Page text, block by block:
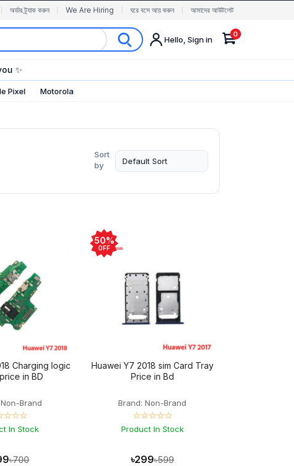
অর্ডার ট্র্যাক করুন We Are Hiring ঘরে বসে আয় করুন আমাদের আউটলেট
Hello, Sign in
0
✨
Pixel Motorola
Sort
by
Charging logic
in BD
Brand
In Stock
৳700
50%
OFF
Huawei Y7 2018 sim Card Tray
Price in Bd
Brand: Non-Brand
☆☆☆☆☆
Product In Stock
৳299৳599